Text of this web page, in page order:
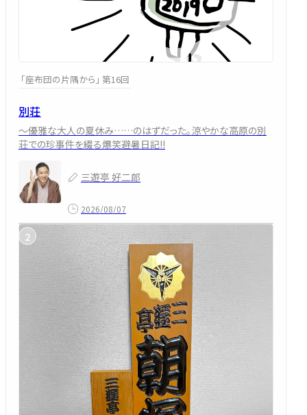
「座布団の片隅から」 第16回
別荘
～優雅な大人の夏休み……のはずだった。涼やかな高原の別
荘での珍事件を綴る爆笑避暑日記!!
三遊亭 好二郎
2026/08/07